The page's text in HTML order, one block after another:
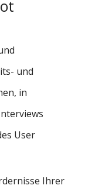
und
in
User
Ihrer